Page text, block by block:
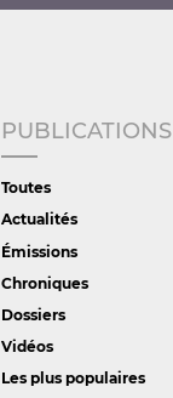
PUBLICATIONS
Toutes
Actualités
Émissions
Chroniques
Dossiers
Vidéos
Les plus populaires